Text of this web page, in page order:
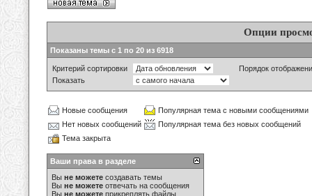
Опции
Показаны темы с 1 по 20 из 6918
Критерий сортировки
Порядок
Показать
Новые сообщения
Популярная тема с новыми сообщениями
Нет новых сообщений
Популярная тема без новых сообщений
Тема закрыта
Ваши права в разделе
Вы не можете создавать темы
Вы не можете отвечать на сообщения
Вы не можете прикреплять файлы